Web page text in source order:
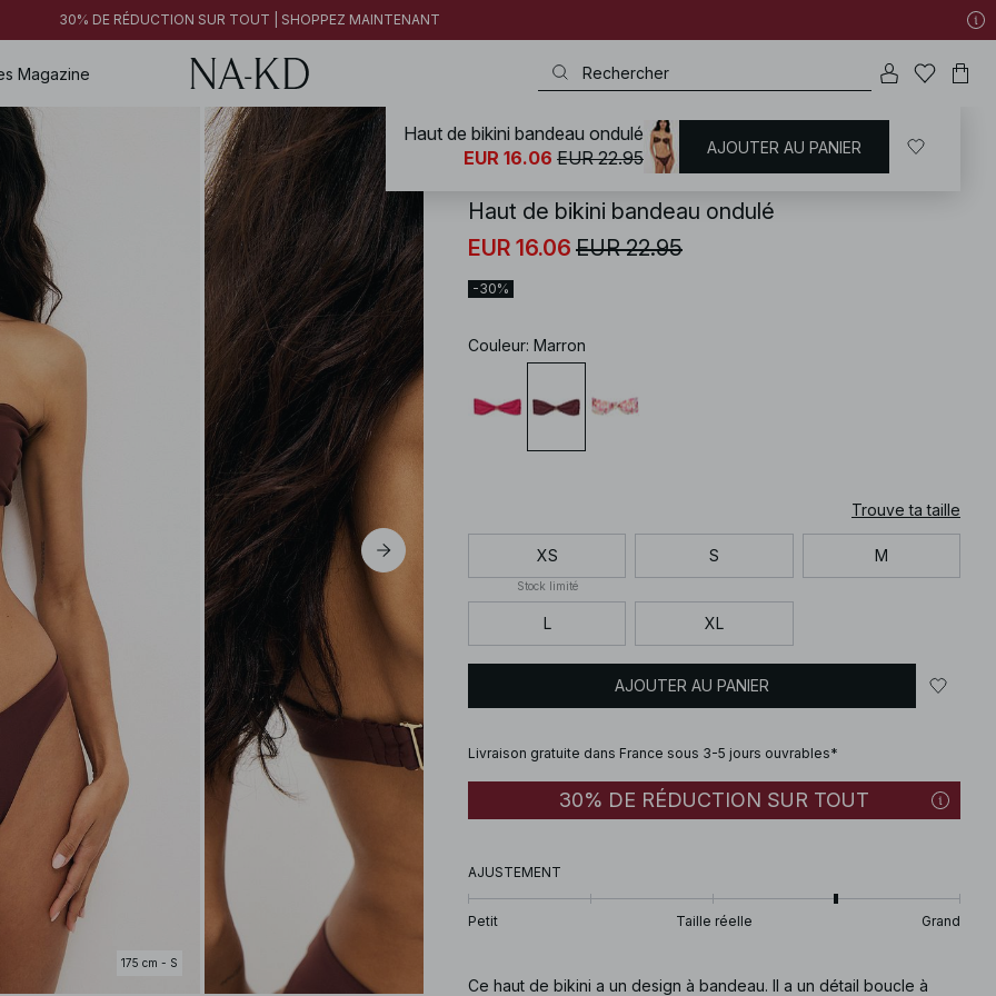
30% DE RÉDUCTION SUR TOUT | SHOPPEZ MAINTENANT
Magazine
175 cm - S
NA-KD / Maillots de bain / Bikinis Hauts de maillots / Maillot de bain bandeau
Haut de bikini bandeau ondulé
EUR 16.06 EUR 22.95
-30%
Couleur: Marron
Trouve ta taille
XS
Stock limité
S M
L XL
AJOUTER AU PANIER
Livraison gratuite dans France sous 3-5 jours ouvrables*
30% DE RÉDUCTION SUR TOUT
AJUSTEMENT
Petit Taille réelle Grand
Ce haut de bikini a un design à bandeau. Il a un détail boucle à
Haut de bikini bandeau ondulé
EUR 16.06 EUR 22.95 AJOUTER AU PANIER